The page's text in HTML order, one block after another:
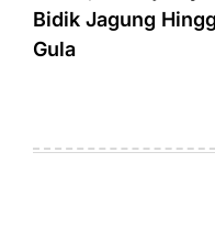
Bidik Jagung
Gula